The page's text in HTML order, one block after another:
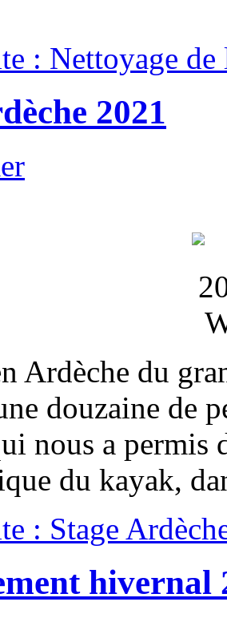
: Nettoyage de
2021
Ardèche du
douzaine de
nous a permis
du kayak,
: Stage
hivernal